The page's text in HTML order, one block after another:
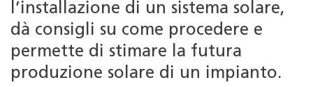
l’installazione di un sistema solare,
dà consigli su come procedere e
permette di stimare la futura
produzione solare di un impianto.